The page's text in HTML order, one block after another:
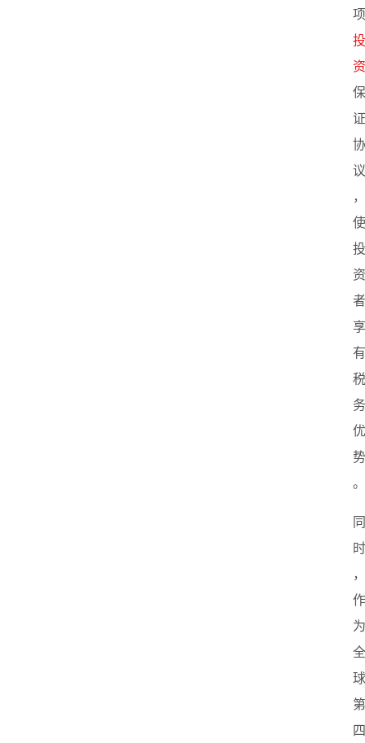
项
投
资
保
证
协
议
，
使
投
资
者
享
有
税
务
优
势
。
同
时
，
作
为
全
球
第
四